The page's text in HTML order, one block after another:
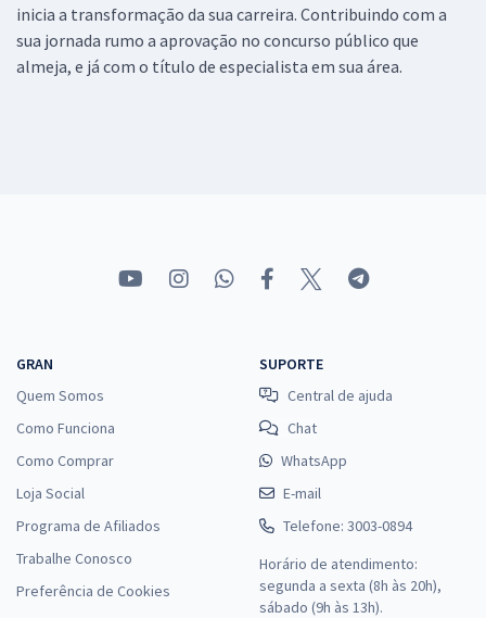
inicia a transformação da sua carreira. Contribuindo com a
sua jornada rumo a aprovação no concurso público que
almeja, e já com o título de especialista em sua área.
GRAN
Quem Somos
Como Funciona
Como Comprar
Loja Social
Programa de Afiliados
Trabalhe Conosco
Preferência de Cookies
SUPORTE
Central de ajuda
Chat
WhatsApp
E-mail
Telefone: 3003-0894
Horário de atendimento:
segunda a sexta (8h às 20h),
sábado (9h às 13h).